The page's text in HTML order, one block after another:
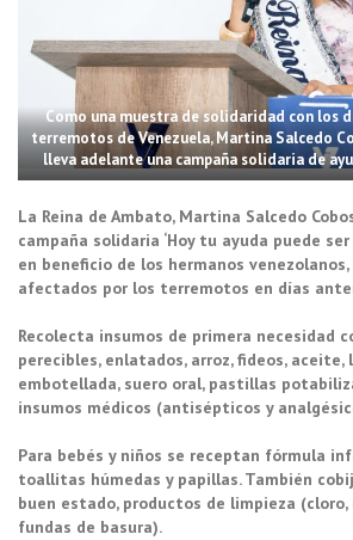
Como una muestra de solidaridad con los
terremotos de Venezuela, Martina Salcedo
lleva adelante una campaña solidaria de
La Reina de Ambato, Martina Salcedo
campaña solidaria ‘Hoy tu ayuda puede
en beneficio de los hermanos
afectados por los terremotos en días
Recolecta insumos de primera necesidad
perecibles, enlatados, arroz, fideos, aceite,
embotellada, suero oral, pastillas
insumos médicos (antisépticos y
Para bebés y niños se receptan fórmula
toallitas húmedas y papillas. También
buen estado, productos de limpieza
fundas de basura).